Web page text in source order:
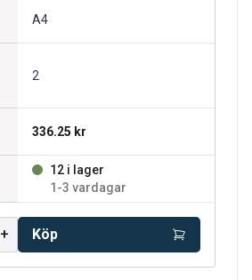
A4
2
336.25 kr
12 i lager
1-3 vardagar
+ Köp